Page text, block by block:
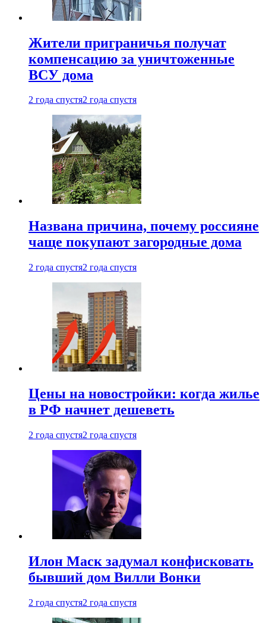
Жители приграничья получат
компенсацию за уничтоженные
ВСУ дома
2 года спустя2 года спустя
Названа причина, почему россияне
чаще покупают загородные дома
2 года спустя2 года спустя
Цены на новостройки: когда жилье
в РФ начнет дешеветь
2 года спустя2 года спустя
Илон Маск задумал конфисковать
бывший дом Вилли Вонки
2 года спустя2 года спустя